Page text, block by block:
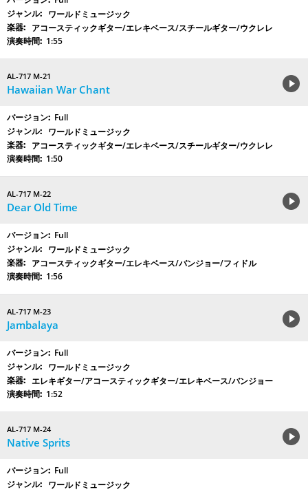
ワールドミュージック
アコースティックギター/エレキベース/スチールギター/ウクレレ
1:55
AL-717 M-21
Hawaiian War Chant
Full
ワールドミュージック
アコースティックギター/エレキベース/スチールギター/ウクレレ
1:50
AL-717 M-22
Dear Old Time
Full
ワールドミュージック
アコースティックギター/エレキベース/バンジョー/フィドル
1:56
AL-717 M-23
Jambalaya
Full
ワールドミュージック
エレキギター/アコースティックギター/エレキベース/バンジョー
1:52
AL-717 M-24
Native Sprits
Full
ワールドミュージック